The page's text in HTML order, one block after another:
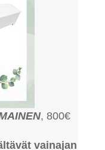
, 800€
vainajan